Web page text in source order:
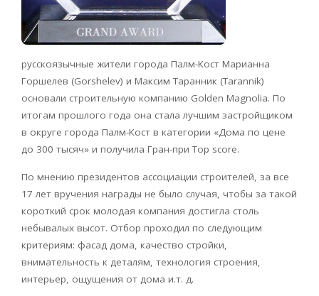
русскоязычные жители города Палм-Кост Марианна
Горшелев (Gorshelev) и Максим Таранник (Tarannik)
основали строительную компанию Golden Magnolia. По
итогам прошлого года она стала лучшим застройщиком
в округе города Палм-Кост в категории «Дома по цене
до 300 тысяч» и получила Гран-при Top score.
По мнению президентов ассоциации строителей, за все
17 лет вручения награды не было случая, чтобы за такой
короткий срок молодая компания достигла столь
небывалых высот. Отбор проходил по следующим
критериям: фасад дома, качество стройки,
внимательность к деталям, технология строения,
интерьер, ощущения от дома и.т. д.